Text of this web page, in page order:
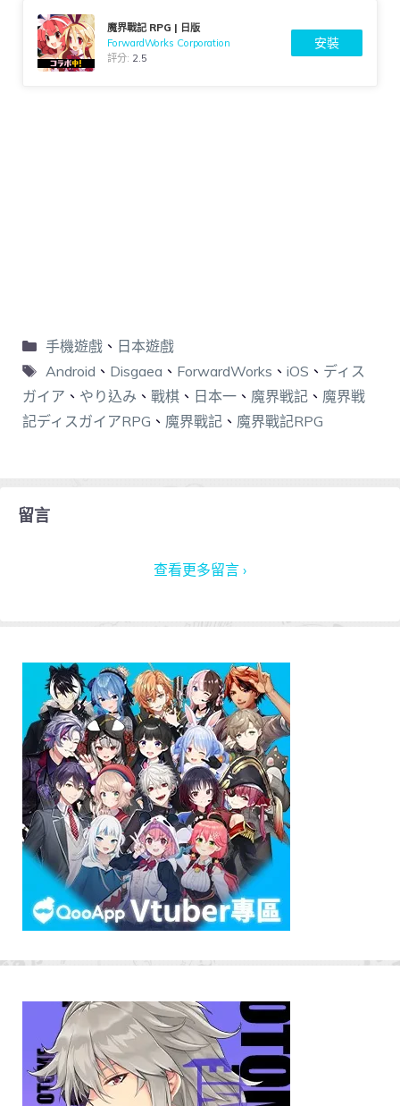
魔界戰記 RPG | 日版
ForwardWorks Corporation
評分: 2.5
安裝
手機遊戲、 日本遊戲
Android 、 Disgaea 、 ForwardWorks 、 iOS 、 ディス
ガイア 、 やり込み 、 戰棋 、 日本一 、 魔界戦記 、 魔界戦
記ディスガイアRPG 、 魔界戰記 、 魔界戰記RPG
留言
查看更多留言 ›